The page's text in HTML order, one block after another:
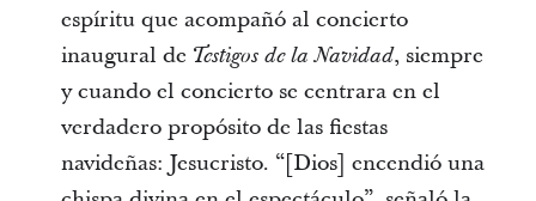
espíritu que acompañó al concierto
inaugural de Testigos de la Navidad, siempre
y cuando el concierto se centrara en el
verdadero propósito de las fiestas
navideñas: Jesucristo. “[Dios] encendió una